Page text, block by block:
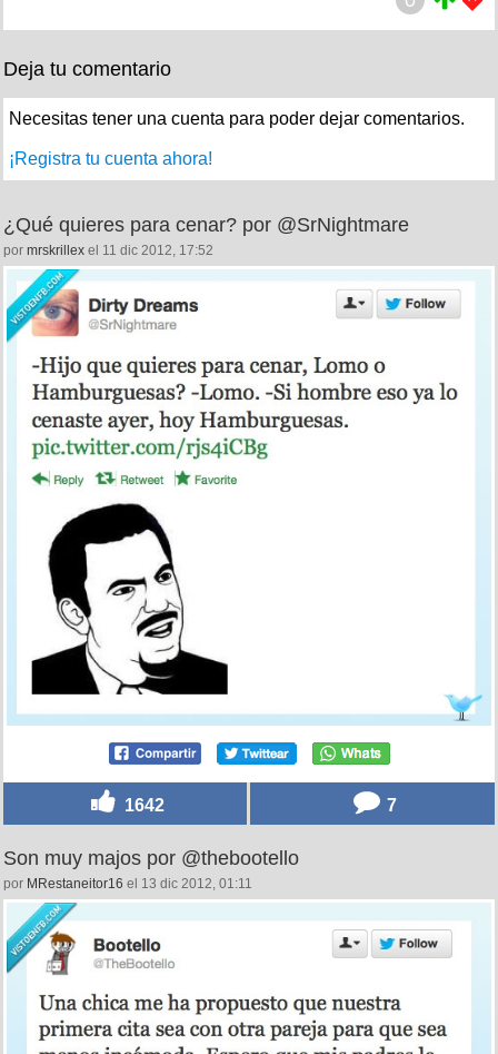
Deja tu comentario
Necesitas tener una cuenta para poder dejar comentarios.
¡Registra tu cuenta ahora!
¿Qué quieres para cenar? por @SrNightmare
por mrskrillex el 11 dic 2012, 17:52
1642 7
Son muy majos por @thebootello
por MRestaneitor16 el 13 dic 2012, 01:11